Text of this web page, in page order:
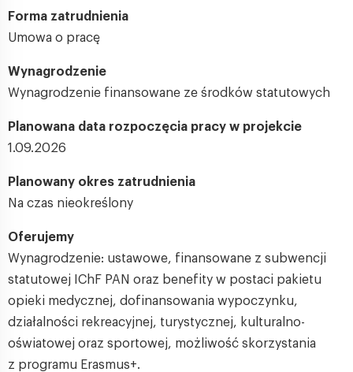
Forma zatrudnienia
Umowa o pracę
Wynagrodzenie
Wynagrodzenie finansowane ze środków statutowych
Planowana data rozpoczęcia pracy w projekcie
1.09.2026
Planowany okres zatrudnienia
Na czas nieokreślony
Oferujemy
Wynagrodzenie: ustawowe, finansowane z subwencji
statutowej IChF PAN oraz benefity w postaci pakietu
opieki medycznej, dofinansowania wypoczynku,
działalności rekreacyjnej, turystycznej, kulturalno-
oświatowej oraz sportowej, możliwość skorzystania
z programu Erasmus+.